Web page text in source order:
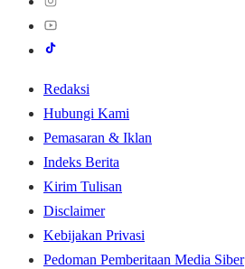
Redaksi
Hubungi Kami
Pemasaran & Iklan
Indeks Berita
Kirim Tulisan
Disclaimer
Kebijakan Privasi
Pedoman Pemberitaan Media Siber